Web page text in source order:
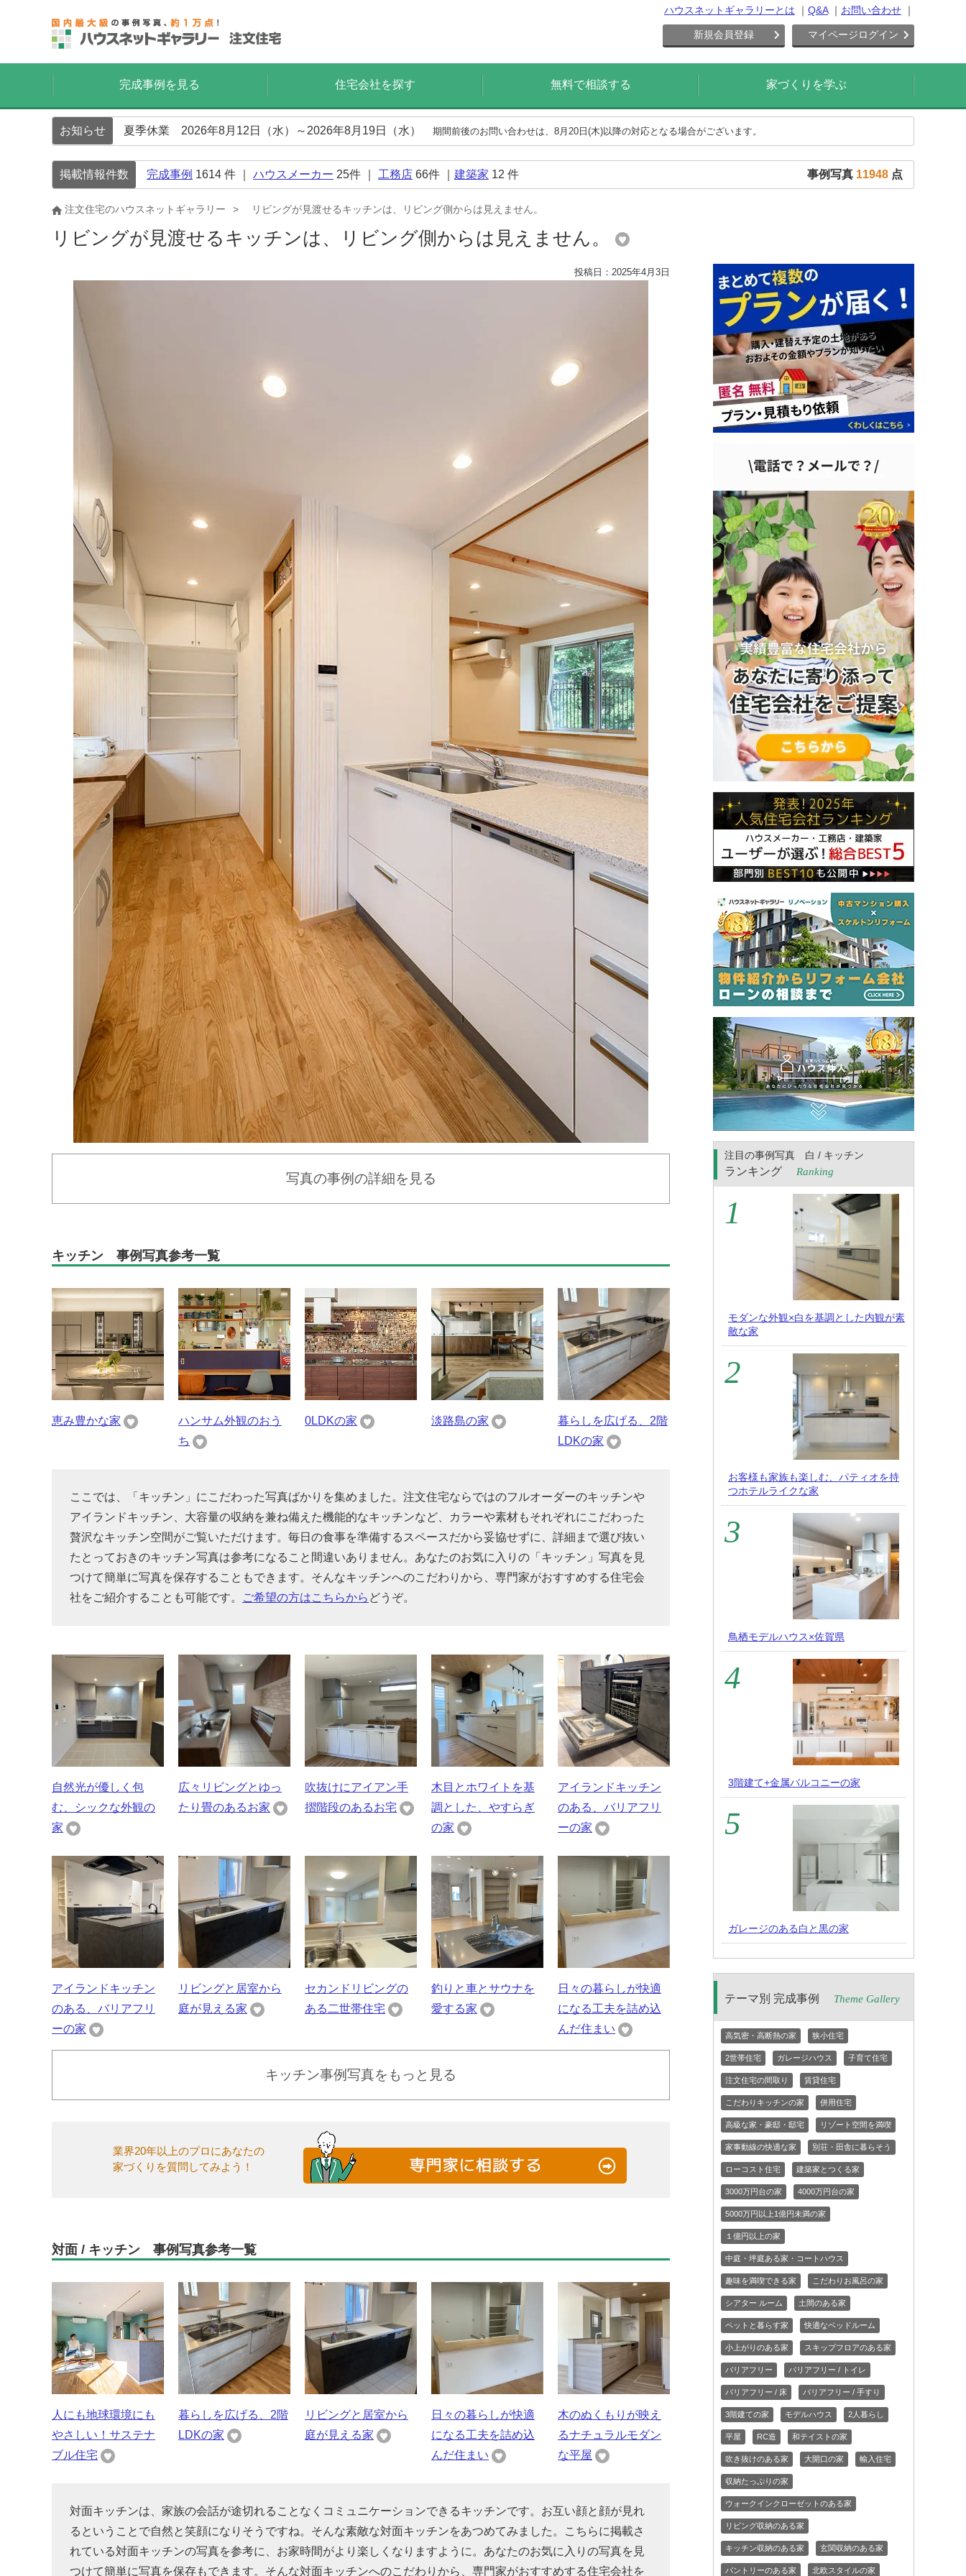
ハウスネットギャラリーとは Q&A お問い合わせ
新規会員登録 マイページログイン
完成事例を見る 住宅会社を探す 無料で相談する 家づくりを学ぶ
お知らせ 夏季休業 2026年8月12日（水）～2026年8月19日（水） 期間前後のお問い合わせは、8月20日(木)以降の対応となる場合がございます。
掲載情報件数 完成事例 1614 件 ｜ ハウスメーカー 25件 ｜ 工務店 66件 ｜ 建築家 12 件 事例写真 11948 点
注文住宅のハウスネットギャラリー リビングが見渡せるキッチンは、リビング側からは見えません。
リビングが見渡せるキッチンは、リビング側からは見えません。
投稿日：2025年4月3日
写真の事例の詳細を見る
キッチン 事例写真参考一覧
恵み豊かな家
ハンサム外観のおう
ち
0LDKの家 淡路島の家
暮らしを広げる、2階
LDKの家
ここでは、「キッチン」にこだわった写真ばかりを集めました。注文住宅ならではのフルオーダーのキッチンや
アイランドキッチン、大容量の収納を兼ね備えた機能的なキッチンなど、カラーや素材もそれぞれにこだわった
贅沢なキッチン空間がご覧いただけます。毎日の食事を準備するスペースだから妥協せずに、詳細まで選び抜い
たとっておきのキッチン写真は参考になること間違いありません。あなたのお気に入りの「キッチン」写真を見
つけて簡単に写真を保存することもできます。そんなキッチンへのこだわりから、専門家がおすすめする住宅会
社をご紹介することも可能です。
ご希望の方はこちらから どうぞ。
自然光が優しく包
む、シックな外観の
家
広々リビングとゆっ
たり畳のあるお家
吹抜けにアイアン手
摺階段のあるお宅
木目とホワイトを基
調とした、やすらぎ
の家
アイランドキッチン
のある、バリアフリ
ーの家
アイランドキッチン
のある、バリアフリ
ーの家
リビングと居室から
庭が見える家
セカンドリビングの
ある二世帯住宅
釣りと車とサウナを
愛する家
日々の暮らしが快適
になる工夫を詰め込
んだ住まい
キッチン事例写真をもっと見る
業界20年以上のプロにあなたの
家づくりを質問してみよう！
対面 / キッチン 事例写真参考一覧
人にも地球環境にも
やさしい！サステナ
ブル住宅
暮らしを広げる、2階
LDKの家
リビングと居室から
庭が見える家
日々の暮らしが快適
になる工夫を詰め込
んだ住まい
木のぬくもりが映え
るナチュラルモダン
な平屋
対面キッチンは、家族の会話が途切れることなくコミュニケーションできるキッチンです。お互い顔と顔が見れ
るということで自然と笑顔になりそうですね。そんな素敵な対面キッチンをあつめてみました。こちらに掲載さ
れている対面キッチンの写真を参考に、お家時間がより楽しくなりますように。あなたのお気に入りの写真を見
つけて簡単に写真を保存もできます。そんな対面キッチンへのこだわりから、専門家がおすすめする住宅会社を
注目の事例写真 白 / キッチン
ランキング Ranking
モダンな外観×白を基調とした内観が素
敵な家
お客様も家族も楽しむ、パティオを持
つホテルライクな家
鳥栖モデルハウス×佐賀県
3階建て+金属バルコニーの家
ガレージのある白と黒の家
テーマ別 完成事例 Theme Gallery
高気密・高断熱の家 狭小住宅
2世帯住宅 ガレージハウス 子育て住宅
注文住宅の間取り 賃貸住宅
こだわりキッチンの家 併用住宅
高級な家・豪邸・邸宅 リゾート空間を満喫
家事動線の快適な家 別荘・田舎に暮らそう
ローコスト住宅 建築家とつくる家
3000万円台の家 4000万円台の家
5000万円以上1億円未満の家
１億円以上の家
中庭・坪庭ある家・コートハウス
趣味を満喫できる家 こだわりお風呂の家
シアター ルーム 土間のある家
ペットと暮らす家 快適なベッドルーム
小上がりのある家 スキップフロアのある家
バリアフリー バリアフリー / トイレ
バリアフリー / 床 バリアフリー / 手すり
3階建ての家 モデルハウス 2人暮らし
平屋 RC造 和テイストの家
吹き抜けのある家 大開口の家 輸入住宅
収納たっぷりの家
ウォークインクローゼットのある家
リビング収納のある家
キッチン収納のある家 玄関収納のある家
パントリーのある家 北欧スタイルの家